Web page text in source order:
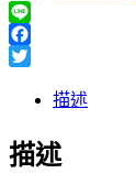
Line
Facebook
描述
描述